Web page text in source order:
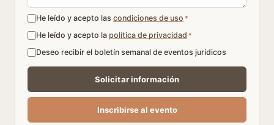
He leído y acepto las condiciones de uso *
He leído y acepto la política de privacidad *
Deseo recibir el boletín semanal de eventos jurídicos